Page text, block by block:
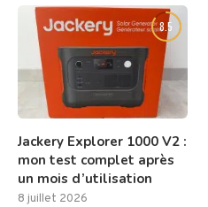
8.5
Jackery Explorer 1000 V2 :
mon test complet après
un mois d’utilisation
8 juillet 2026